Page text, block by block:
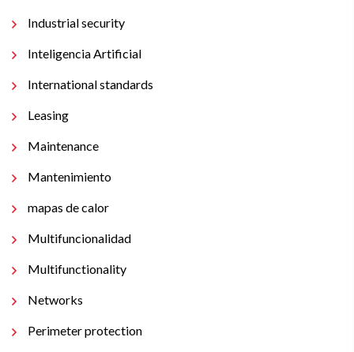
Industrial security
Inteligencia Artificial
International standards
Leasing
Maintenance
Mantenimiento
mapas de calor
Multifuncionalidad
Multifunctionality
Networks
Perimeter protection